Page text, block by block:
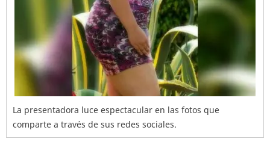
La presentadora luce espectacular en las fotos que
comparte a través de sus redes sociales.